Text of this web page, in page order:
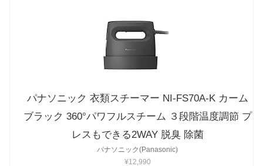
パナソニック 衣類スチーマー NI-FS70A-K カーム
ブラック 360°パワフルスチーム ３段階温度調節 プ
レスもできる2WAY 脱臭 除菌
パナソニック(Panasonic)
¥12,990